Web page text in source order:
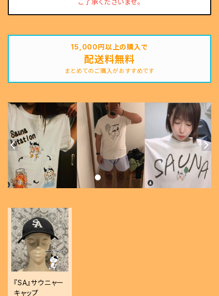
ご了承くださいませ。
15,000円以上の購入で
配送料無料
まとめてのご購入がおすすめです
『SA』サウニャー
キャップ